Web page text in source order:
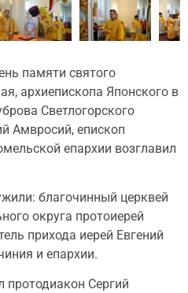
памяти святого
архиепископа Японского в
Светлогорского
Амвросий, епископ
епархии возглавил
благочинный церквей
округа протоиерей
прихода иерей Евгений
и епархии.
протодиакон Сергий